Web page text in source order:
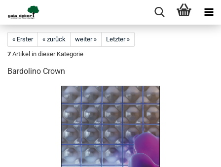
« Erster « zurück weiter »
Letzter »
7 Artikel in dieser Kategorie
Bardolino Crown